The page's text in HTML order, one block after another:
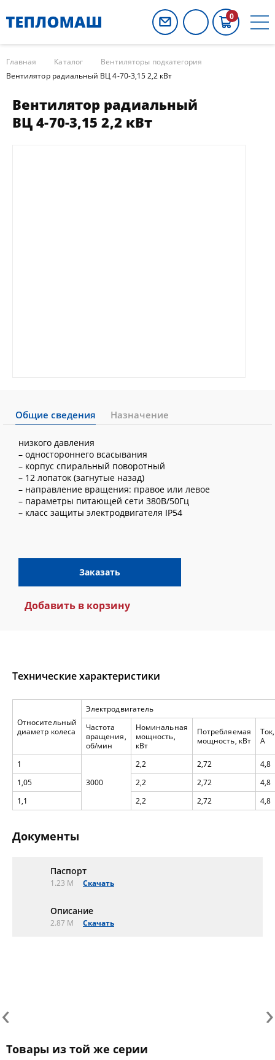
0
Главная Каталог
Вентиляторы подкатегория
Вентилятор радиальный ВЦ 4-70-3,15 2,2 кВт
Вентилятор радиальный
ВЦ 4-70-3,15 2,2 кВт
Общие сведения Назначение
низкого давления
– одностороннего всасывания
– корпус спиральный поворотный
– 12 лопаток (загнутые назад)
– направление вращения: правое или левое
– параметры питающей сети 380В/50Гц
– класс защиты электродвигателя IP54
Заказать
Добавить в корзину
Технические характеристики
Относительный
диаметр колеса
Электродвигатель
Частота
вращения,
об/мин
Номинальная
мощность,
кВт
Потребляемая
мощность, кВт
Ток,
А
1
3000
2,2 2,72
4,8
1,05
2,2 2,72
4,8
1,1
2,2 2,72 4,8
Документы
Паспорт
1.23 M Скачать
Описание
2.87 M Скачать
Товары из той же серии
‹ ›